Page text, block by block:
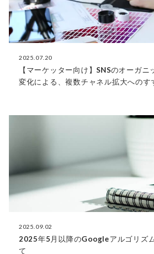
2025.07.20
【マーケッター向け】SNSのオーガニ
変化による、複数チャネル拡大へのす
2025.09.02
2025年5月以降のGoogleアルゴリズ
て